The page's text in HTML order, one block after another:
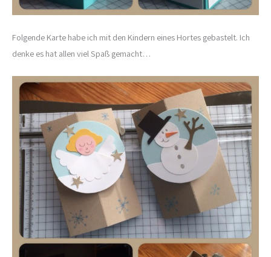
Folgende Karte habe ich mit den Kindern eines Hortes gebastelt. Ich
denke es hat allen viel Spaß gemacht…